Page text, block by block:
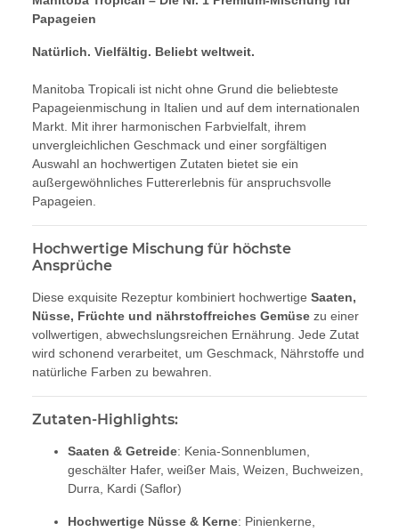
Papageien
Natürlich. Vielfältig. Beliebt weltweit.
Manitoba Tropicali ist nicht ohne Grund die beliebteste
Papageienmischung in Italien und auf dem internationalen
Markt. Mit ihrer harmonischen Farbvielfalt, ihrem
unvergleichlichen Geschmack und einer sorgfältigen
Auswahl an hochwertigen Zutaten bietet sie ein
außergewöhnliches Futtererlebnis für anspruchsvolle
Papageien.
Hochwertige Mischung für höchste
Ansprüche
Diese exquisite Rezeptur kombiniert hochwertige Saaten,
Nüsse, Früchte und nährstoffreiches Gemüse zu einer
vollwertigen, abwechslungsreichen Ernährung. Jede Zutat
wird schonend verarbeitet, um Geschmack, Nährstoffe und
natürliche Farben zu bewahren.
Zutaten-Highlights:
Saaten & Getreide: Kenia-Sonnenblumen,
geschälter Hafer, weißer Mais, Weizen, Buchweizen,
Durra, Kardi (Saflor)
Hochwertige Nüsse & Kerne: Pinienkerne,